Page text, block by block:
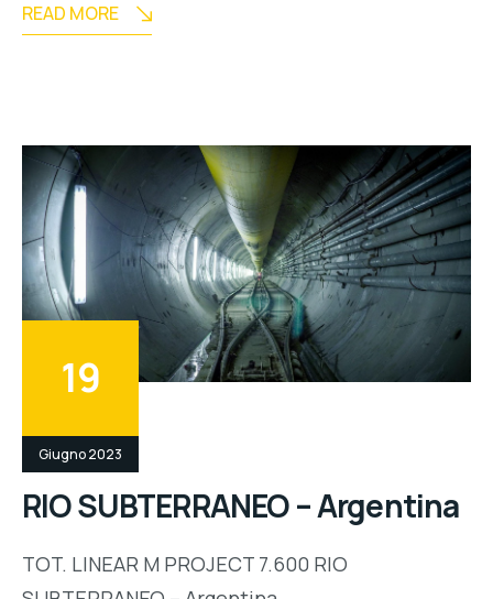
READ MORE
19
Giugno 2023
RIO SUBTERRANEO – Argentina
TOT. LINEAR M PROJECT 7.600 RIO